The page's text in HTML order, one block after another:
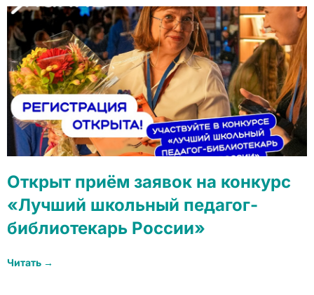
Открыт приём заявок на конкурс
«Лучший школьный педагог-
библиотекарь России»
Читать →